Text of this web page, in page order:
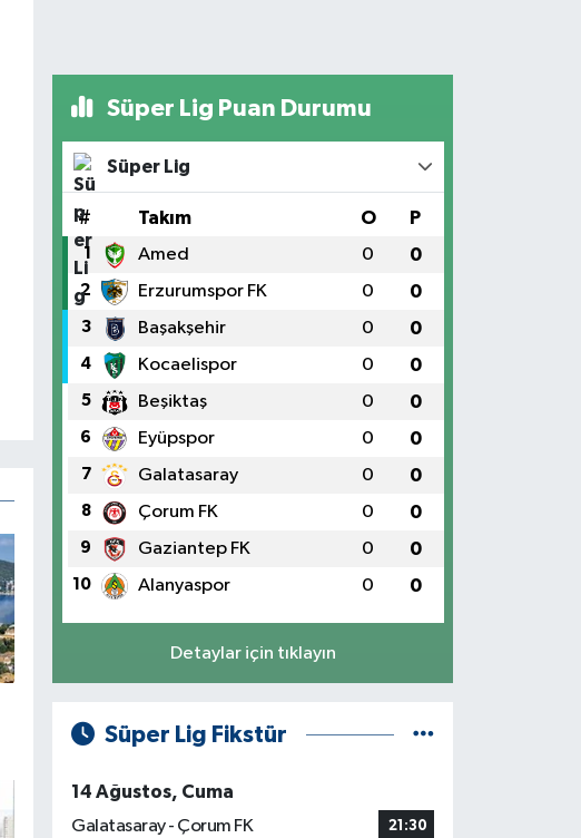
Süper Lig Puan Durumu
Süper Lig
# Takım O P
1 Amed 0 0
2 Erzurumspor FK 0 0
3 Başakşehir 0 0
4 Kocaelispor 0 0
5 Beşiktaş 0 0
6 Eyüpspor 0 0
7 Galatasaray 0 0
8 Çorum FK 0 0
9 Gaziantep FK 0 0
10 Alanyaspor 0 0
Detaylar için tıklayın
Süper Lig Fikstür
14 Ağustos, Cuma
Galatasaray - Çorum FK
21:30